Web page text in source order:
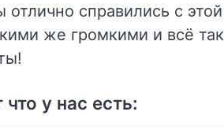
справились с
же громкими и всё
у нас есть: